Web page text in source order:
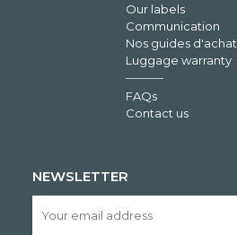
Our labels
Communication
Nos guides d'achat
Luggage warranty
FAQs
Contact us
NEWSLETTER